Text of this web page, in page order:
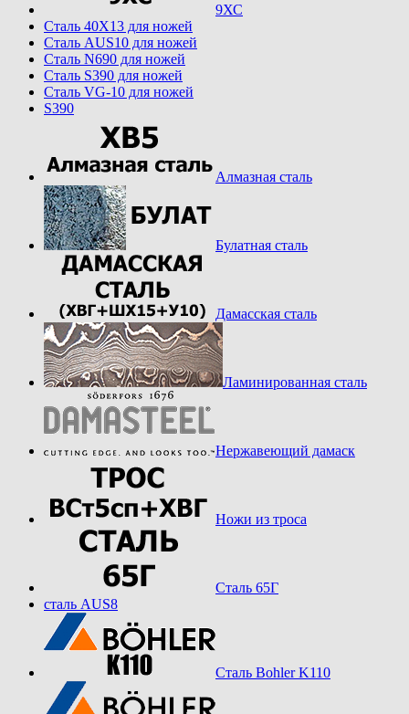
9ХС
Cталь 40Х13 для ножей
Cталь AUS10 для ножей
Cталь N690 для ножей
Cталь S390 для ножей
Cталь VG-10 для ножей
S390
Алмазная сталь
Булатная сталь
Дамасская сталь
Ламинированная сталь
Нержавеющий дамаск
Ножи из троса
Сталь 65Г
сталь AUS8
Сталь Bohler K110